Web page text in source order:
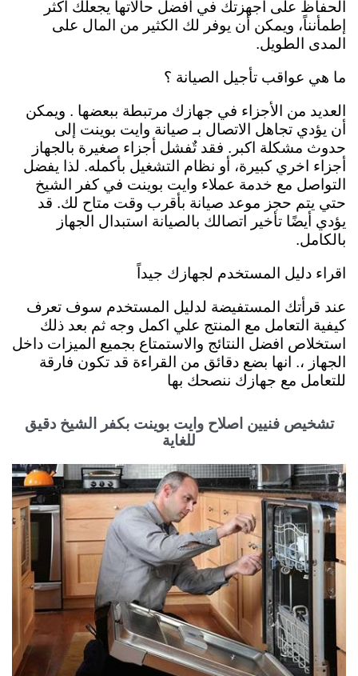
الحفاظ على اجهزتك في أفضل حالاتها يجعلك أكثر
إطمأنناً، ويمكن أن يوفر لك الكثير من المال على
المدى الطويل.
ما هي عواقب تأجيل الصيانة ؟
العديد من الأجزاء في جهازك مرتبطة ببعضها . ويمكن
أن يؤدي تجاهل الاتصال بـ صيانة وايت بوينت إلى
حدوث مشكلة اكبر. فقد تٌفشل أجزاء صغيرة بالجهاز
أجزاء اخري كبيرة، أو نظام التشغيل بأكمله. لذا يفضل
التواصل مع خدمة عملاء وايت بوينت في كفر الشيخ
حتي يتم حجز موعد صيانة بأقرب وقت متاح لك. قد
يؤدي أيضًا تأخير اتصالك بالصيانة استبدال الجهاز
بالكامل.
اقراء دليل المستخدم لجهازك جيداً
عند قرأتك المستفيضة لدليل المستخدم سوف تعرف
كيفية التعامل مع المنتج علي اكمل وجه ثم بعد ذلك
استخلاص افضل النتائج والاستمتاع بجميع الميزات داخل
الجهاز ،. انها بضع دقائق من القراءة قد تكون فارقة
للتعامل مع جهازك ننصحك بها
تشخيص فنيين اصلاح وايت بوينت بكفر الشيخ دقيق
للغاية